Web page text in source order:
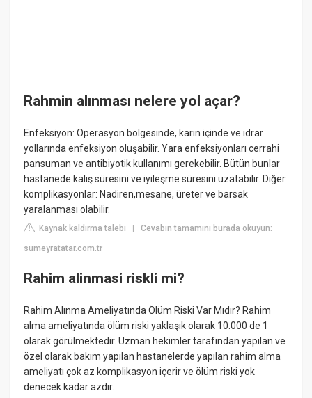
Rahmin alınması nelere yol açar?
Enfeksiyon: Operasyon bölgesinde, karın içinde ve idrar
yollarında enfeksiyon oluşabilir. Yara enfeksiyonları cerrahi
pansuman ve antibiyotik kullanımı gerekebilir. Bütün bunlar
hastanede kalış süresini ve iyileşme süresini uzatabilir. Diğer
komplikasyonlar: Nadiren,mesane, üreter ve barsak
yaralanması olabilir.
Kaynak kaldırma talebi |Cevabın tamamını burada okuyun:
sumeyratatar.com.tr
Rahim alinmasi riskli mi?
Rahim Alınma Ameliyatında Ölüm Riski Var Mıdır? Rahim
alma ameliyatında ölüm riski yaklaşık olarak 10.000 de 1
olarak görülmektedir. Uzman hekimler tarafından yapılan ve
özel olarak bakım yapılan hastanelerde yapılan rahim alma
ameliyatı çok az komplikasyon içerir ve ölüm riski yok
denecek kadar azdır.